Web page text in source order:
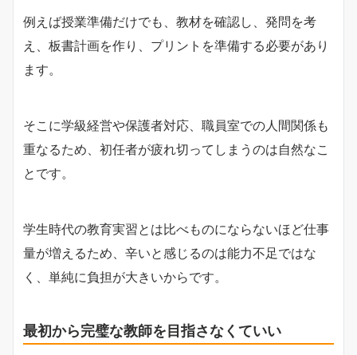
例えば授業準備だけでも、教材を確認し、発問を考
え、板書計画を作り、プリントを準備する必要があり
ます。
そこに学級経営や保護者対応、職員室での人間関係も
重なるため、初任者が疲れ切ってしまうのは自然なこ
とです。
学生時代の教育実習とは比べものにならないほど仕事
量が増えるため、辛いと感じるのは能力不足ではな
く、単純に負担が大きいからです。
最初から完璧な教師を目指さなくていい